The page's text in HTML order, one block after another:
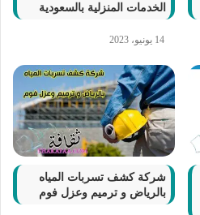
الخدمات المنزلية بالسعودية
14 يونيو، 2023
شركة كشف تسربات المياه
بالرياض و ترميم وعزل فوم